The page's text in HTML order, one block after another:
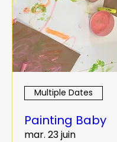
Multiple Dates
Painting Baby
mar. 23 juin